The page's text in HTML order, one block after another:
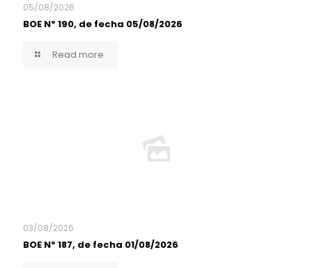
05/08/2026
BOE Nº 190, de fecha 05/08/2026
Read more
03/08/2026
BOE Nº 187, de fecha 01/08/2026